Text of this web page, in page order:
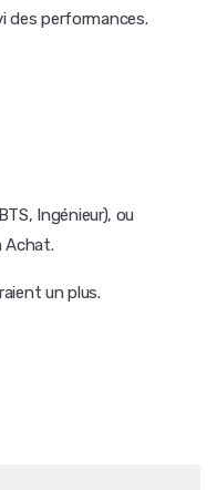
des performances.
Ingénieur), ou
Achat.
un plus.